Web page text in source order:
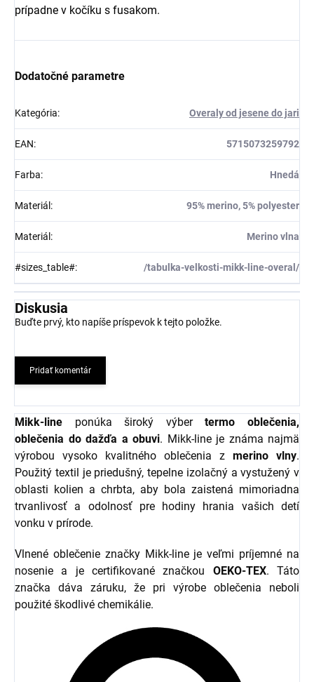
prípadne v kočíku s fusakom.
Dodatočné parametre
Kategória: Overaly od jesene do jari
EAN: 5715073259792
Farba: Hnedá
Materiál : 95% merino, 5% polyester
Materiál : Merino vlna
#sizes_table#: /tabulka-velkosti-mikk-line-overal/
Diskusia
Buďte prvý, kto napíše príspevok k tejto položke.
Pridať komentár
Mikk-line ponúka široký výbertermo oblečenia,
oblečenia do dažďa a obuvi. Mikk-line je známa najmä
výrobou vysoko kvalitného oblečenia z merino vlny.
Použitý textil je priedušný, tepelne izolačný a vystužený v
oblasti kolien a chrbta, aby bola zaistená mimoriadna
trvanlivosť a odolnosť pre hodiny hrania vašich detí
vonku v prírode.
Vlnené oblečenie značky Mikk-line je veľmi príjemné na
nosenie a je certifikované značkou OEKO-TEX. Táto
značka dáva záruku, že pri výrobe oblečenia neboli
použité škodlivé chemikálie.